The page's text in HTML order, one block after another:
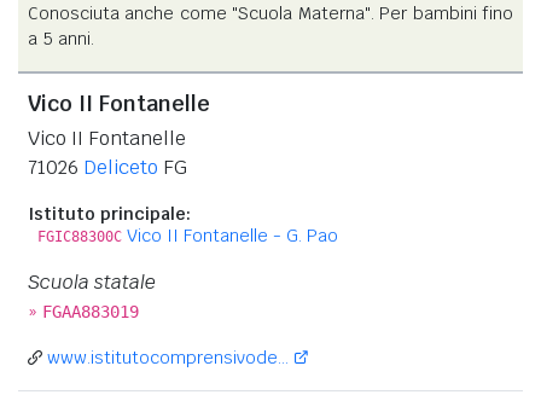
Conosciuta anche come "Scuola Materna". Per bambini fino
a 5 anni.
Vico II Fontanelle
Vico II Fontanelle
71026 Deliceto FG
Istituto principale:
FGIC88300C Vico II Fontanelle - G. Pao
Scuola statale
» FGAA883019
www.istitutocomprensivode...